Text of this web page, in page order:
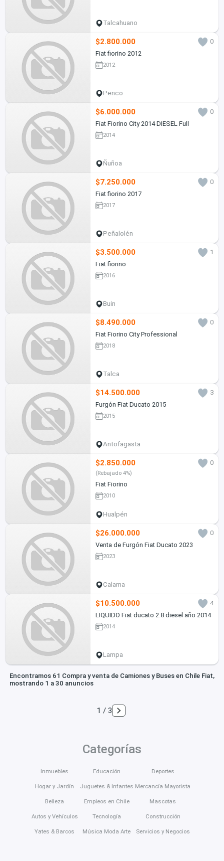
Talcahuano
$2.800.000
0
Fiat fiorino 2012
2012
Penco
$6.000.000
0
Fiat Fiorino City 2014 DIESEL Full
2014
Ñuñoa
$7.250.000
0
Fiat fiorino 2017
2017
Peñalolén
$3.500.000
1
Fiat fiorino
2016
Buin
$8.490.000
0
Fiat Fiorino City Professional
2018
Talca
$14.500.000
3
Furgón Fiat Ducato 2015
2015
Antofagasta
$2.850.000 0
(Rebajado 4%)
Fiat Fiorino
2010
Hualpén
$26.000.000
0
Venta de Furgón Fiat Ducato 2023
2023
Calama
$10.500.000
4
LIQUIDO Fiat ducato 2.8 diesel año 2014
2014
Lampa
Encontramos 61 Compra y venta de Camiones y Buses en Chile Fiat,
mostrando 1 a 30 anuncios
1 / 3
Categorías
Inmuebles
Hogar y Jardín
Belleza
Autos y Vehículos
Yates & Barcos
Educación
Juguetes & Infantes
Empleos en Chile
Tecnología
Música Moda Arte
Deportes
Mercancía Mayorista
Mascotas
Construcción
Servicios y Negocios